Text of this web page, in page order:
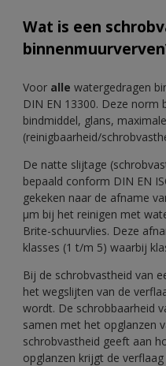
Wat is een
Voor alle watergedragen
DIN EN 13300. Deze norm
bindmiddel, glans,
(reinigbaarheid/
De natte slijtage
bepaald conform DIN EN
gekeken naar de afname
µm bij het reinigen met
Brite-schuurvlies. Deze
klasses (1 t/m 5) waarbij
Bij de schrobvastheid van
het wegslijten van de
wordt. De schrobbaarheid
samen met het opglanzen
schrobvastheid geeft aan
opglanzen krijgt de